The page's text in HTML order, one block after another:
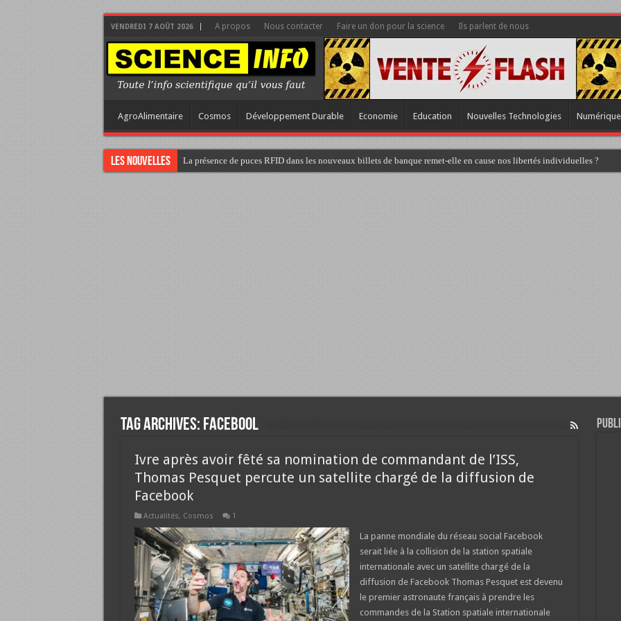
VENDREDI 7 AOÛT 2026 A propos Nous contacter Faire un don pour la science Ils parlent de nous
AgroAlimentaire Cosmos Développement Durable Economie Education Nouvelles Technologies Numérique
Les nouvelles La présence de puces RFID dans les nouveaux billets de banque remet-elle en cause nos libertés individuelles ?
Tag Archives: facebool
Ivre après avoir fêté sa nomination de commandant de l’ISS,
Thomas Pesquet percute un satellite chargé de la diffusion de
Facebook
Actualités, Cosmos 1
La panne mondiale du réseau social Facebook
serait liée à la collision de la station spatiale
internationale avec un satellite chargé de la
diffusion de Facebook Thomas Pesquet est devenu
le premier astronaute français à prendre les
commandes de la Station spatiale internationale